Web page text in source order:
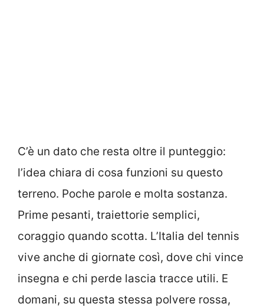
C’è un dato che resta oltre il punteggio:
l’idea chiara di cosa funzioni su questo
terreno. Poche parole e molta sostanza.
Prime pesanti, traiettorie semplici,
coraggio quando scotta. L’Italia del tennis
vive anche di giornate così, dove chi vince
insegna e chi perde lascia tracce utili. E
domani, su questa stessa polvere rossa,